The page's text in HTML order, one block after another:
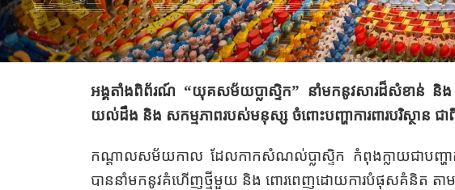
អង្គតាំងពិព័រណ៍ “យុគសម័យប្លាស្ទិក” នាំមកនូវសារដ៏សំខាន់​ និង ផ្ទ
យល់ដឹង និង សកម្មភាព​របស់មនុស្ស ចំពោះបញ្ហាការពារ​បរិស្ថាន
កណ្តាល​សម័យ​កាល ដែលកាកសំណល់ប្លាស្ទិក កំពុងក្លាយជាបញ្ហា​​គំ
បាននាំមកនូវគំហើញ​ថ្មីមួយ​ និង ពោរពេញ​ដោយ​ការ​បំផុស​គំនិត តា